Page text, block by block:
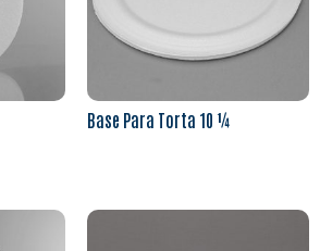
Base Para Torta 10 ¼